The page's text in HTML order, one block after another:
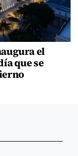
el
que se